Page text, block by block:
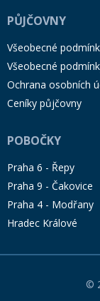
PŮJČOVNY
Všeobecné
Všeobecné
Ochrana osobních
Ceníky půjčovny
POBOČKY
Praha 6 - Řepy
Praha 9 - Čakovice
Praha 4 - Modřany
Hradec Králové
©